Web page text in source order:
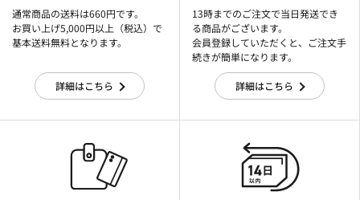
通常商品の送料は660円です。
お買い上げ5,000円以上（税込）で
基本送料無料となります。
詳細はこちら
13時までのご注文で当日発送でき
る商品がございます。
会員登録していただくと、ご注文手
続きが簡単になります。
詳細はこちら